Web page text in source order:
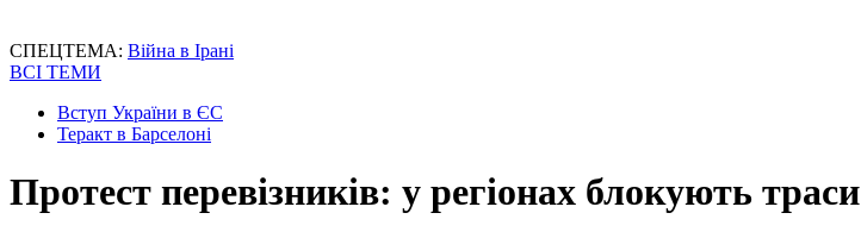
СПЕЦТЕМА: Війна в Ірані
ВСІ ТЕМИ
Вступ України в ЄС
Теракт в Барселоні
Протест перевізників: у регіонах блокують траси